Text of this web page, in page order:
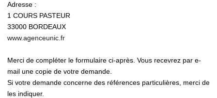
Adresse :
1 COURS PASTEUR
33000 BORDEAUX
www.agenceunic.fr
Merci de compléter le formulaire ci-après. Vous recevrez par e-
mail une copie de votre demande.
Si votre demande concerne des références particulières, merci de
les indiquer.